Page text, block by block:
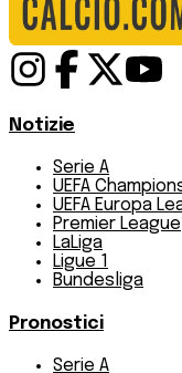
Notizie
Serie A
UEFA
UEFA Europa
Premier League
LaLiga
Ligue 1
Bundesliga
Pronostici
Serie A